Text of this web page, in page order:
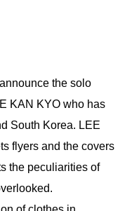
the solo
KAN KYO who has
South Korea. LEE
flyers and the covers
the peculiarities of